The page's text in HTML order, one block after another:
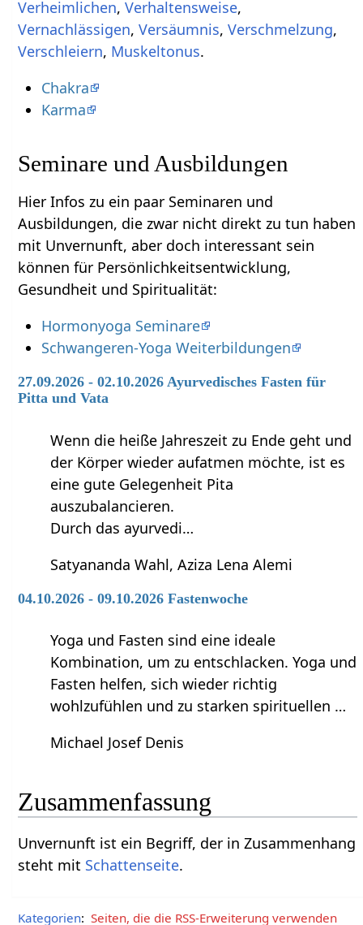
,
,
, ,
,
, Muskeltonus.
Chakra
Karma
Seminare und Ausbildungen
Hier Infos zu ein paar Seminaren und
Ausbildungen, die zwar nicht direkt zu tun haben
mit Unvernunft‏‎, aber doch interessant sein
können für Persönlichkeitsentwicklung,
Gesundheit und Spiritualität:
Hormonyoga Seminare
Schwangeren-Yoga Weiterbildungen
27.09.2026 - 02.10.2026 Ayurvedisches Fasten für
Pitta und Vata
Wenn die heiße Jahreszeit zu Ende geht und
der Körper wieder aufatmen möchte, ist es
eine gute Gelegenheit Pita
auszubalancieren.
Durch das ayurvedi…
Satyananda Wahl, Aziza Lena Alemi
04.10.2026 - 09.10.2026 Fastenwoche
Yoga und Fasten sind eine ideale
Kombination, um zu entschlacken. Yoga und
Fasten helfen, sich wieder richtig
wohlzufühlen und zu starken spirituellen …
Michael Josef Denis
Zusammenfassung
Unvernunft‏‎ ist ein Begriff, der in Zusammenhang
steht mit Schattenseite.
Kategorien: Seiten, die die RSS-Erweiterung verwenden